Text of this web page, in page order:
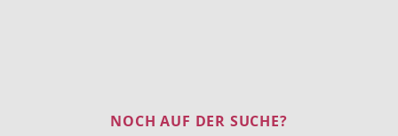
NOCH AUF DER SUCHE?